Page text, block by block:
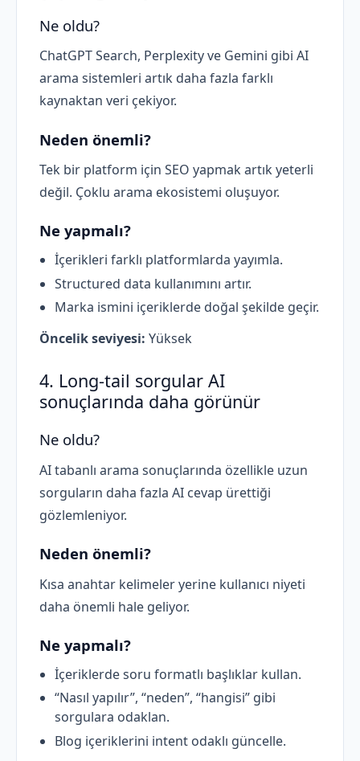
Ne oldu?
ChatGPT Search, Perplexity ve Gemini gibi AI
arama sistemleri artık daha fazla farklı
kaynaktan veri çekiyor.
Neden önemli?
Tek bir platform için SEO yapmak artık yeterli
değil. Çoklu arama ekosistemi oluşuyor.
Ne yapmalı?
İçerikleri farklı platformlarda yayımla.
Structured data kullanımını artır.
Marka ismini içeriklerde doğal şekilde geçir.
Öncelik seviyesi: Yüksek
4. Long-tail sorgular AI
sonuçlarında daha görünür
Ne oldu?
AI tabanlı arama sonuçlarında özellikle uzun
sorguların daha fazla AI cevap ürettiği
gözlemleniyor.
Neden önemli?
Kısa anahtar kelimeler yerine kullanıcı niyeti
daha önemli hale geliyor.
Ne yapmalı?
İçeriklerde soru formatlı başlıklar kullan.
“Nasıl yapılır”, “neden”, “hangisi” gibi
sorgulara odaklan.
Blog içeriklerini intent odaklı güncelle.